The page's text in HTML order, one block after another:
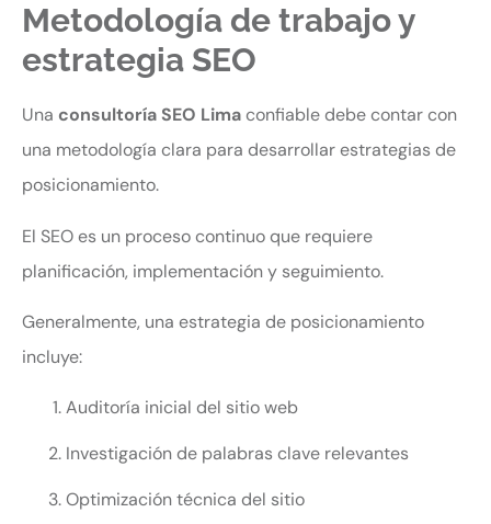
Metodología de trabajo y
estrategia SEO
Una consultoría SEO Limaconfiable debe contar con
una metodología clara para desarrollar estrategias de
posicionamiento.
El SEO es un proceso continuo que requiere
planificación, implementación y seguimiento.
Generalmente, una estrategia de posicionamiento
incluye:
Auditoría inicial del sitio web
Investigación de palabras clave relevantes
Optimización técnica del sitio